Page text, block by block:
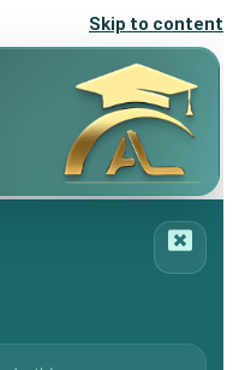
Skip to content